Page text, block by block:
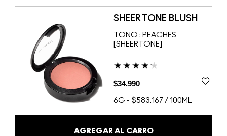
SHEERTONE BLUSH
TONO : PEACHES
[SHEERTONE]
$34.990
6G - $583.167 / 100ML
AGREGAR AL CARRO